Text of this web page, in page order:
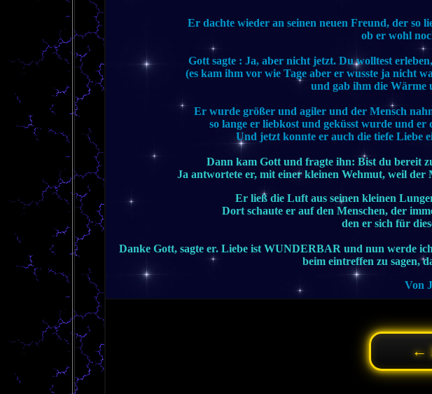
Er dachte wieder an seinen neuen Freund, der so
ob er wohl
Gott sagte : Ja, aber nicht jetzt. Du wolltest
(es kam ihm vor wie Tage aber er wusste ja nicht
und gab ihm die Wärme
Er wurde größer und agiler und der Mensch
so lange er liebkost und geküsst wurde und
Und jetzt konnte er auch die tiefe Liebe
Dann kam Gott und fragte ihn: Bist du bereit
Ja antwortete er, mit einer kleinen Wehmut, weil der
Er ließ die Luft aus seinen kleinen
Dort schaute er auf den Menschen, der
den er sich für
Danke Gott, sagte er. Liebe ist WUNDERBAR und nun werde
beim eintreffen zu sagen,
Von
←